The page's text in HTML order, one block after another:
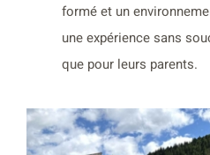
formé et un
une expérience sans
que pour leurs parents.